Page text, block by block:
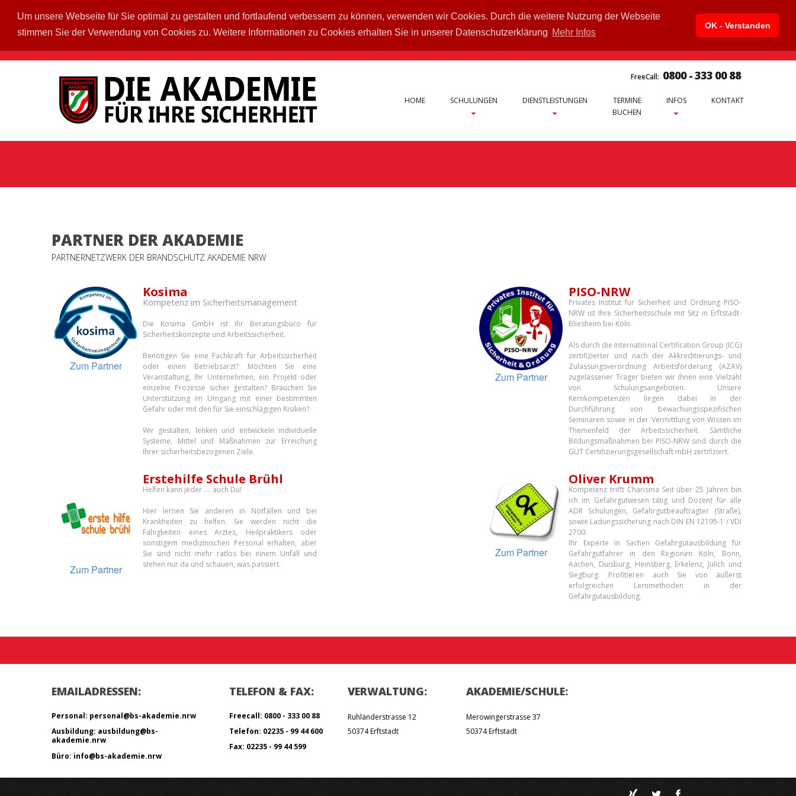
Um unsere Webseite für Sie optimal zu gestalten und fortlaufend verbessern zu können, verwenden wir Cookies. Durch die weitere Nutzung der Webseite
stimmen Sie der Verwendung von Cookies zu. Weitere Informationen zu Cookies erhalten Sie in unserer Datenschutzerklärung Mehr Infos
OK - Verstanden
FreeCall: 0800 - 333 00 88
HOME SCHULUNGEN DIENSTLEISTUNGEN
TERMINE
BUCHEN
INFOS KONTAKT
PARTNER DER AKADEMIE
PARTNERNETZWERK DER BRANDSCHUTZ AKADEMIE NRW
Zum Partner
Kosima
Kompetenz im Sicherheitsmanagement
Die Kosima GmbH ist Ihr Beratungsbüro für
Sicherheitskonzepte und Arbeitssicherheit.
Benötigen Sie eine Fachkraft für Arbeitssicherheit
oder einen Betriebsarzt? Möchten Sie eine
Veranstaltung, Ihr Unternehmen, ein Projekt oder
einzelne Prozesse sicher gestalten? Brauchen Sie
Unterstützung im Umgang mit einer bestimmten
Gefahr oder mit den für Sie einschlägigen Risiken?
Wir gestalten, lenken und entwickeln individuelle
Systeme, Mittel und Maßnahmen zur Erreichung
Ihrer sicherheitsbezogenen Ziele.
Zum Partner
PISO-NRW
Privates Institut für Sicherheit und Ordnung PISO-
NRW ist Ihre Sicherheitsschule mit Sitz in Erftstadt-
Bliesheim bei Köln.
Als durch die International Certification Group (ICG)
zertifizierter und nach der Akkreditierungs- und
Zulassungsverordnung Arbeitsförderung (AZAV)
zugelassener Träger bieten wir Ihnen eine Vielzahl
von Schulungsangeboten. Unsere
Kernkompetenzen liegen dabei in der
Durchführung von bewachungsspezifischen
Seminaren sowie in der Vermittlung von Wissen im
Themenfeld der Arbeitssicherheit. Sämtliche
Bildungsmaßnahmen bei PISO-NRW sind durch die
GUT Certifizierungsgesellschaft mbH zertifiziert.
Zum Partner
Erstehilfe Schule Brühl
Helfen kann jeder …. auch Du!
Hier lernen Sie anderen in Notfällen und bei
Krankheiten zu helfen. Sie werden nicht die
Fähigkeiten eines Arztes, Heilpraktikers oder
sonstigem medizinischen Personal erhalten, aber
Sie sind nicht mehr ratlos bei einem Unfall und
stehen nur da und schauen, was passiert.
Zum Partner
Oliver Krumm
Kompetenz trifft Charisma Seit über 25 Jahren bin
ich im Gefahrgutwesen tätig und Dozent für alle
ADR Schulungen, Gefahrgutbeauftragter (Straße),
sowie Ladungssicherung nach DIN EN 12195-1 / VDI
2700.
Ihr Experte in Sachen Gefahrgutausbildung für
Gefahrgutfahrer in den Regionen Köln, Bonn,
Aachen, Duisburg, Heinsberg, Erkelenz, Jülich und
Siegburg. Profitieren auch Sie von äußerst
erfolgreichen Lernmethoden in der
Gefahrgutausbildung.
EMAILADRESSEN:
Personal: personal@bs-akademie.nrw
Ausbildung: ausbildung@bs-
akademie.nrw
Büro: info@bs-akademie.nrw
TELEFON & FAX:
Freecall: 0800 - 333 00 88
Telefon: 02235 - 99 44 600
Fax: 02235 - 99 44 599
VERWALTUNG:
Ruhländerstrasse 12
50374 Erftstadt
AKADEMIE/SCHULE:
Merowingerstrasse 37
50374 Erftstadt